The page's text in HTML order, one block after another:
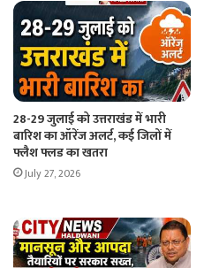
28-29 जुलाई को उत्तराखंड में भारी
बारिश का ऑरेंज अलर्ट, कई जिलों में
फ्लैश फ्लड का खतरा
July 27, 2026